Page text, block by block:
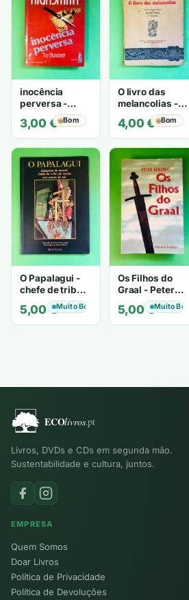
inocência
perversa -
PATRICIA
HIGHSMITH
3,00 € Bom
O livro das
melancolias -
Mantegazza
4,00€ Bom
O Papalagui -
chefe de tribo
de tiavéa
5,00€Muito Bom
Os Filhos do
Graal - Peter
Berling
5,00€Muito Bom
Livros, DVDs e CDs em segunda mão.
Sustentabilidade e cultura, juntos.
EMPRESA
Quem Somos
Doar Livros
Política de Privacidade
Política de Devoluções